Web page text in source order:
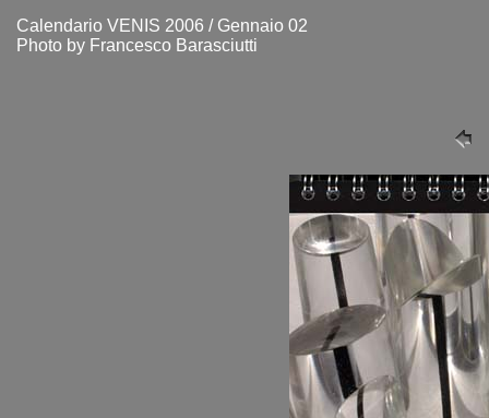
Calendario VENIS 2006 / Gennaio 02
Photo by Francesco Barasciutti